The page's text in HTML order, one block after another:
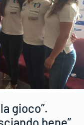
gioco”.